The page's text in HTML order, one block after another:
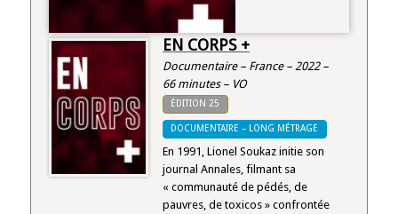
EN CORPS +
Documentaire – France – 2022 –
66 minutes – VO
ÉDITION 25
DOCUMENTAIRE – LONG MÉTRAGE
En 1991, Lionel Soukaz initie son
journal Annales, filmant sa
« communauté de pédés, de
pauvres, de toxicos » confrontée